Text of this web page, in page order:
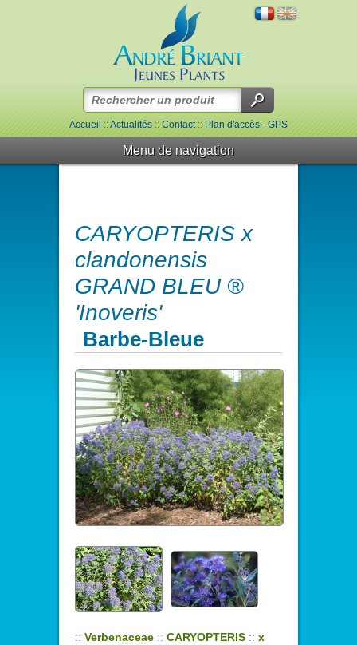
Accueil::Actualités::Contact::Plan d'accès - GPS
Menu de navigation
CARYOPTERIS x
clandonensis
GRAND BLEU ®
'Inoveris'
Barbe-Bleue
:: Verbenaceae :: CARYOPTERIS :: x